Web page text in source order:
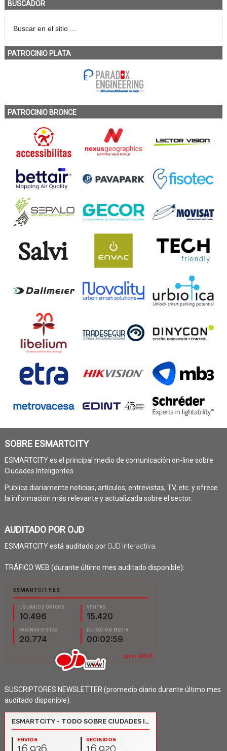
BUSCADOR
PATROCINIO PLATA
PATROCINIO BRONCE
SOBRE ESMARTCITY
ESMARTCITY es el principal medio de comunicación on-line sobre
Ciudades Inteligentes.
Publica diariamente noticias, artículos, entrevistas, TV, etc. y ofrece
la información más relevante y actualizada sobre el sector.
AUDITADO POR OJD
ESMARTCITY está auditado por OJD Interactiva
TRÁFICO WEB (durante último mes auditado disponible):
SUSCRIPTORES NEWSLETTER (promedio diario durante último mes
auditado disponible):